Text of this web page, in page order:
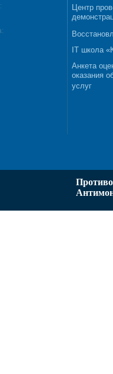
Центр
IT школа
Анкета
оказания
услуг